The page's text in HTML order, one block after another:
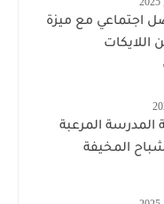
اجتماعي مع ميزة
اللايكات
المدرسة المرعبة
المخيفة